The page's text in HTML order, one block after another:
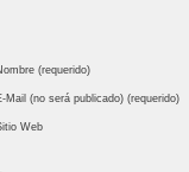
(requerido)
Mail (no será publicado) (requerido)
Web